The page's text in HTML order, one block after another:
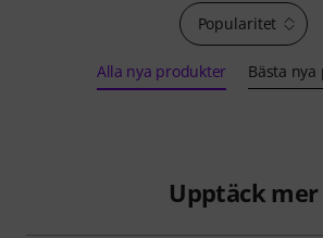
Popularitet
Alla nya produkter Bästa
Upptäck mer